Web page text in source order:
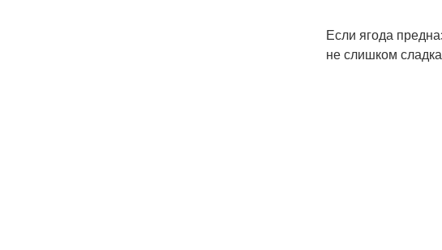
Если ягода
не слишком